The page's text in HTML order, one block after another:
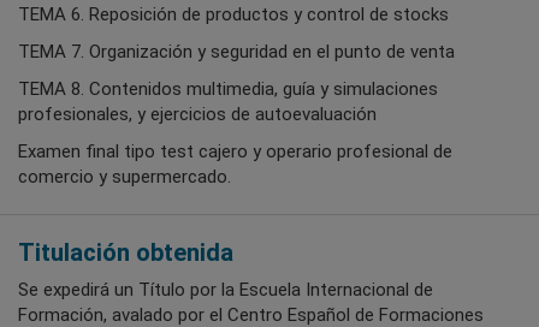
TEMA 6. Reposición de productos y control de stocks
TEMA 7. Organización y seguridad en el punto de venta
TEMA 8. Contenidos multimedia, guía y simulaciones
profesionales, y ejercicios de autoevaluación
Examen final tipo test cajero y operario profesional de
comercio y supermercado.
Titulación obtenida
Se expedirá un Título por la Escuela Internacional de
Formación, avalado por el Centro Español de Formaciones